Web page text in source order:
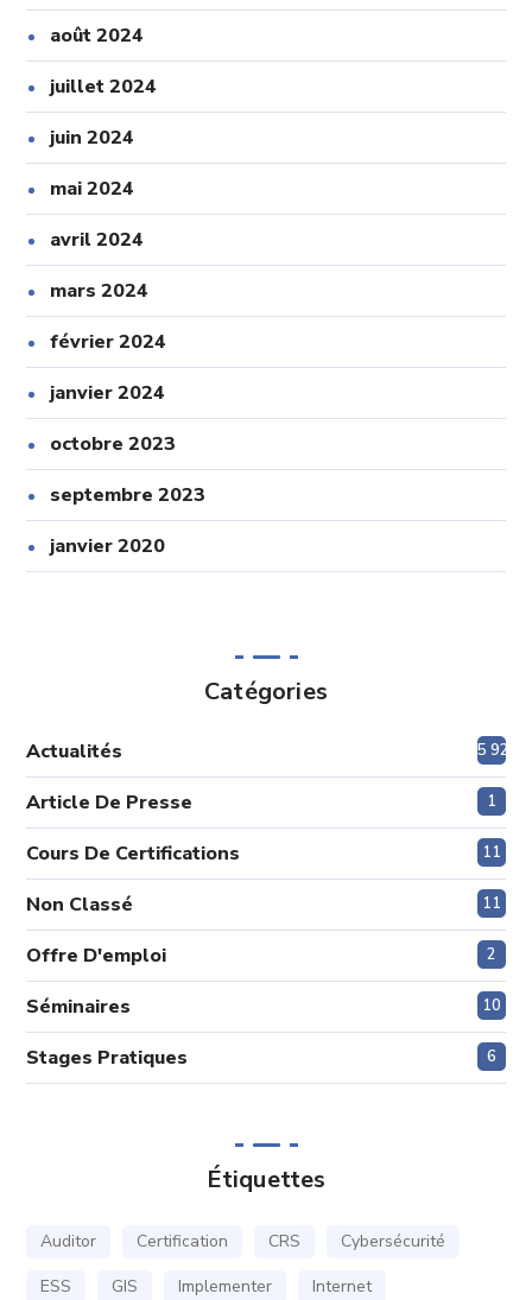
août 2024
juillet 2024
juin 2024
mai 2024
avril 2024
mars 2024
février 2024
janvier 2024
octobre 2023
septembre 2023
janvier 2020
Catégories
Actualités 5 920
Article De Presse 1
Cours De Certifications 11
Non Classé 11
Offre D'emploi 2
Séminaires 10
Stages Pratiques 6
Étiquettes
Auditor Certification CRS
Cybersécurité
ESS
GIS Implementer
Internet